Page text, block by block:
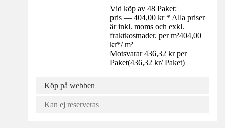
Vid köp av 48 Paket:
pris — 404,00 kr * Alla priser
är inkl. moms och exkl.
fraktkostnader. per m²404,00
kr*/ m²
Motsvarar 436,32 kr per
Paket(436,32 kr/ Paket)
Köp på webben
Kan ej reserveras